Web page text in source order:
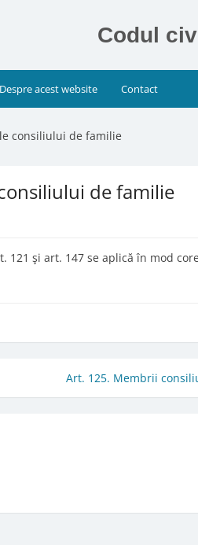
Codul
Despre acest website Contact
consiliului de familie
de familie
121 şi art. 147 se aplică în mod
Art. 125. Membrii